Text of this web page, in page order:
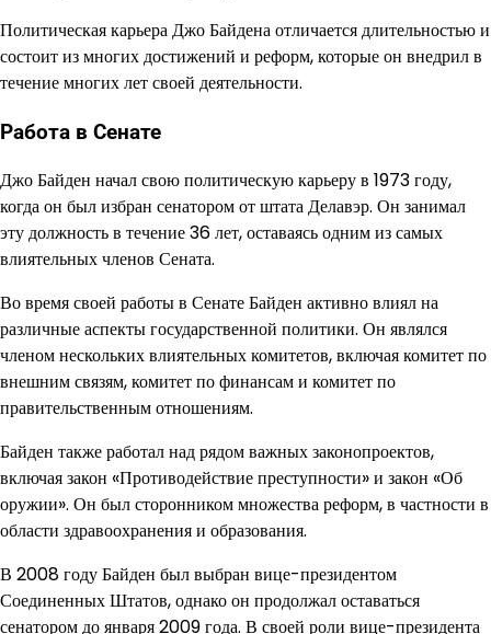
Политическая карьера Джо Байдена отличается длительностью и
состоит из многих достижений и реформ, которые он внедрил в
течение многих лет своей деятельности.
Работа в Сенате
Джо Байден начал свою политическую карьеру в 1973 году,
когда он был избран сенатором от штата Делавэр. Он занимал
эту должность в течение 36 лет, оставаясь одним из самых
влиятельных членов Сената.
Во время своей работы в Сенате Байден активно влиял на
различные аспекты государственной политики. Он являлся
членом нескольких влиятельных комитетов, включая комитет по
внешним связям, комитет по финансам и комитет по
правительственным отношениям.
Байден также работал над рядом важных законопроектов,
включая закон «Противодействие преступности» и закон «Об
оружии». Он был сторонником множества реформ, в частности в
области здравоохранения и образования.
В 2008 году Байден был выбран вице-президентом
Соединенных Штатов, однако он продолжал оставаться
сенатором до января 2009 года. В своей роли вице-президента